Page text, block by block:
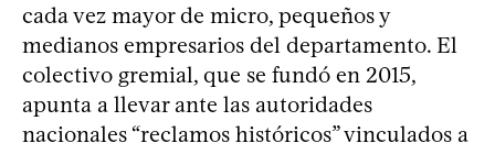
cada vez mayor de micro, pequeños y
medianos empresarios del departamento. El
colectivo gremial, que se fundó en 2015,
apunta a llevar ante las autoridades
nacionales “reclamos históricos” vinculados a